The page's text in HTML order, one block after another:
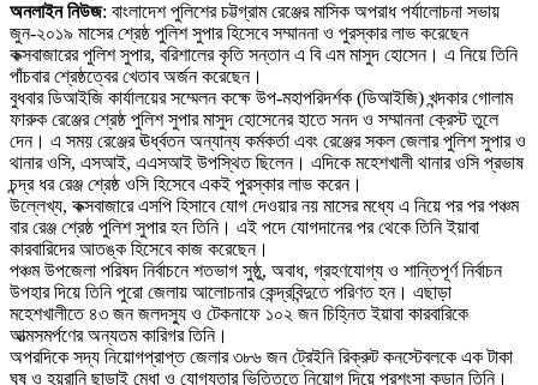
অনলাইন নিউজ: বাংলাদেশ পুলিশের চট্টগ্রাম রেঞ্জের মাসিক অপরাধ পর্যালোচনা সভায়
জুন-২০১৯ মাসের শ্রেষ্ঠ পুলিশ সুপার হিসেবে সম্মাননা ও পুরস্কার লাভ করেছেন
কক্সবাজারের পুলিশ সুপার, বরিশালের কৃতি সন্তান এ বি এম মাসুদ হোসেন। এ নিয়ে তিনি
পাঁচবার শ্রেষ্ঠত্বের খেতাব অর্জন করেছেন।
বুধবার ডিআইজি কার্যালয়ের সম্মেলন কক্ষে উপ-মহাপরিদর্শক (ডিআইজি) খন্দকার গোলাম
ফারুক রেঞ্জের শ্রেষ্ঠ পুলিশ সুপার মাসুদ হোসেনের হাতে সনদ ও সম্মাননা ক্রেস্ট তুলে
দেন। এ সময় রেঞ্জের ঊর্ধ্বতন অন্যান্য কর্মকর্তা এবং রেঞ্জের সকল জেলার পুলিশ সুপার ও
থানার ওসি, এসআই, এএসআই উপস্থিত ছিলেন। এদিকে মহেশখালী থানার ওসি প্রভাষ
চন্দ্র ধর রেঞ্জ শ্রেষ্ঠ ওসি হিসেবে একই পুরস্কার লাভ করেন।
উল্লেখ্য, কক্সবাজারে এসপি হিসাবে যোগ দেওয়ার নয় মাসের মধ্যে এ নিয়ে পর পর পঞ্চম
বার রেঞ্জ শ্রেষ্ঠ পুলিশ সুপার হন তিনি। এই পদে যোগদানের পর থেকে তিনি ইয়াবা
কারবারিদের আতঙ্ক হিসেবে কাজ করেছেন।
পঞ্চম উপজেলা পরিষদ নির্বাচনে শতভাগ সুষ্ঠু, অবাধ, গ্রহণযোগ্য ও শান্তিপূর্ণ নির্বাচন
উপহার দিয়ে তিনি পুরো জেলায় আলোচনার কেন্দ্রবিন্দুতে পরিণত হন। এছাড়া
মহেশখালীতে ৪৩ জন জলদস্যু ও টেকনাফে ১০২ জন চিহ্নিত ইয়াবা কারবারিকে
আত্মসমর্পণের অন্যতম কারিগর তিনি।
অপরদিকে সদ্য নিয়োগপ্রাপ্ত জেলার ৩৮৬ জন ট্রেইনি রিক্রুট কনস্টেবলকে এক টাকা
ঘুষ ও হয়রানি ছাড়াই মেধা ও যোগ্যতার ভিত্তিতে নিয়োগ দিয়ে প্রশংসা কুড়ান তিনি।